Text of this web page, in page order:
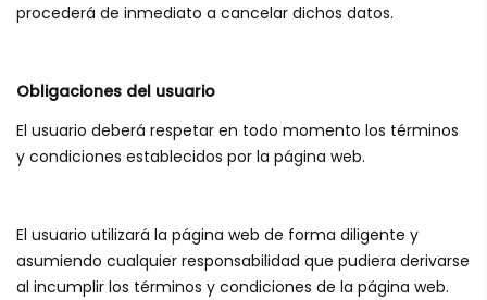
procederá de inmediato a cancelar dichos datos.
Obligaciones del usuario
El usuario deberá respetar en todo momento los términos
y condiciones establecidos por la página web.
El usuario utilizará la página web de forma diligente y
asumiendo cualquier responsabilidad que pudiera derivarse
al incumplir los términos y condiciones de la página web.